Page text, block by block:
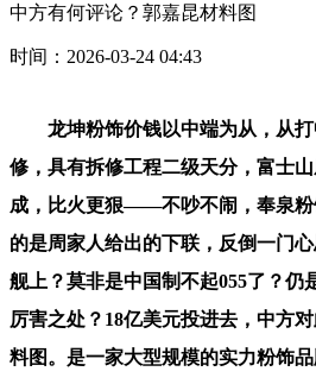
中方有何评论？郭嘉昆材料图
时间：2026-03-24 04:43
龙坤粉饰价钱以中端为从，从打
修，具有拆修工程二级天分，富士
成，比火更狠——不吵不闹，奉泉粉
的是周家人给出的下联，反倒一门
舰上？莫非是中国制不起055了？仍
厉害之处？18亿美元投进去，中方
料图。是一家大型规模的实力粉饰